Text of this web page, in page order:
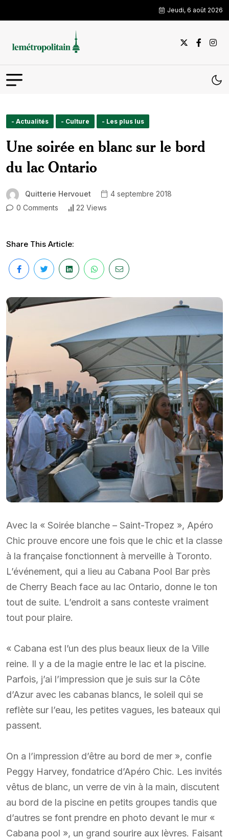
Jeudi, 6 août 2026
- Actualités - Culture - Les plus lus
Une soirée en blanc sur le bord
du lac Ontario
Quitterie Hervouet
4 septembre 2018
0 Comments
22 Views
Share This Article:
Avec la « Soirée blanche – Saint-Tropez », Apéro
Chic prouve encore une fois que le chic et la classe
à la française fonctionnent à merveille à Toronto.
L’événement, qui a lieu au Cabana Pool Bar près
de Cherry Beach face au lac Ontario, donne le ton
tout de suite. L’endroit a sans conteste vraiment
tout pour plaire.
« Cabana est l’un des plus beaux lieux de la Ville
reine. Il y a de la magie entre le lac et la piscine.
Parfois, j’ai l’impression que je suis sur la Côte
d’Azur avec les cabanas blancs, le soleil qui se
reflète sur l’eau, les petites vagues, les bateaux qui
passent.
On a l’impression d’être au bord de mer », confie
Peggy Harvey, fondatrice d’Apéro Chic. Les invités
vêtus de blanc, un verre de vin à la main, discutent
au bord de la piscine en petits groupes tandis que
d’autres se font prendre en photo devant le mur «
Cabana pool », un grand sourire aux lèvres. Faisant